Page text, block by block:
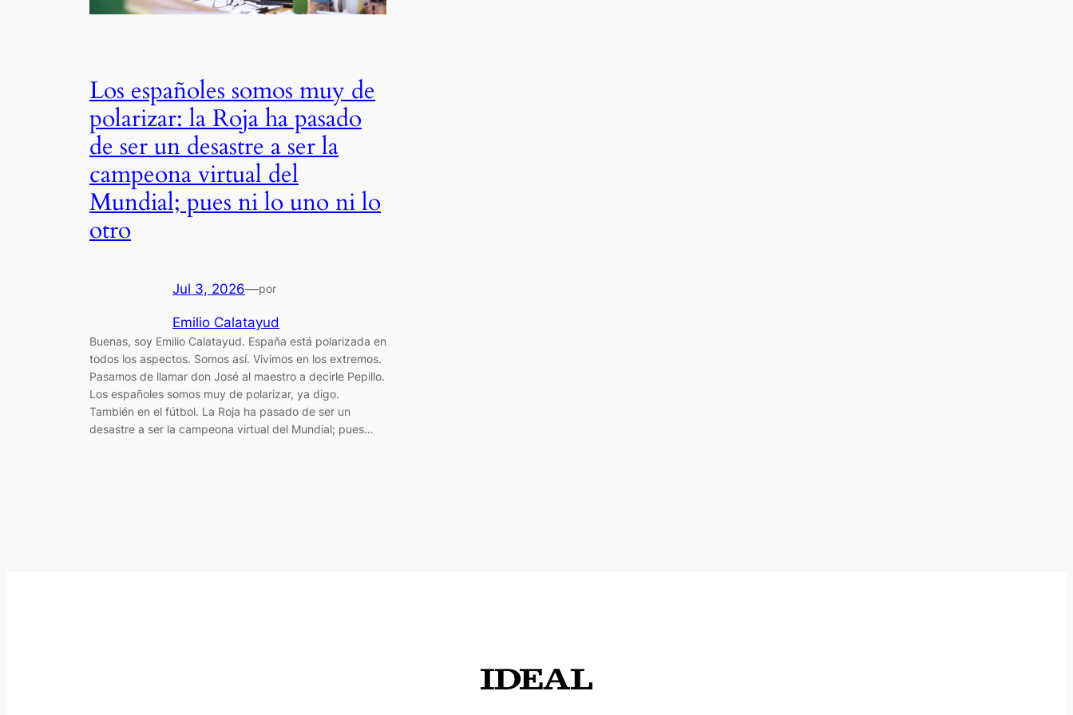
Los españoles somos muy de
polarizar: la Roja ha pasado
de ser un desastre a ser la
campeona virtual del
Mundial; pues ni lo uno ni lo
otro
Jul 3, 2026—por
Emilio Calatayud
Buenas, soy Emilio Calatayud. España está polarizada en
todos los aspectos. Somos así. Vivimos en los extremos.
Pasamos de llamar don José al maestro a decirle Pepillo.
Los españoles somos muy de polarizar, ya digo.
También en el fútbol. La Roja ha pasado de ser un
desastre a ser la campeona virtual del Mundial; pues…